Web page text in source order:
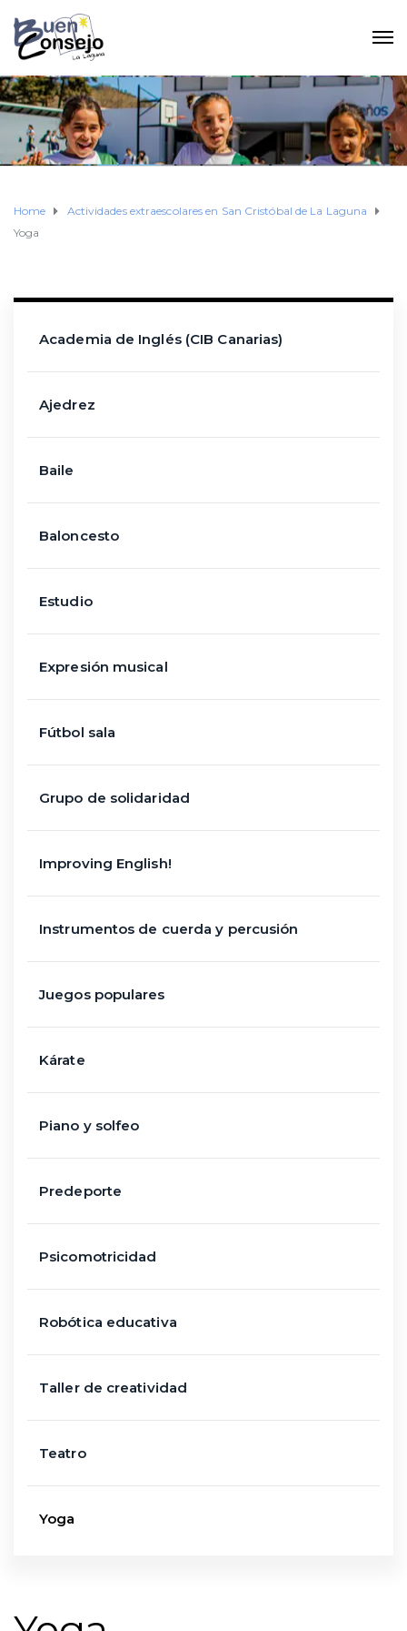
Home
Actividades extraescolares en San Cristóbal de La Laguna
Yoga
Academia de Inglés (CIB Canarias)
Ajedrez
Baile
Baloncesto
Estudio
Expresión musical
Fútbol sala
Grupo de solidaridad
Improving English!
Instrumentos de cuerda y percusión
Juegos populares
Kárate
Piano y solfeo
Predeporte
Psicomotricidad
Robótica educativa
Taller de creatividad
Teatro
Yoga